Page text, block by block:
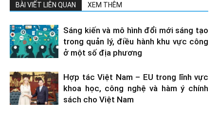
BÀI VIẾT LIÊN QUAN XEM THÊM
Sáng kiến và mô hình đổi mới sáng tạo
trong quản lý, điều hành khu vực công
ở một số địa phương
Hợp tác Việt Nam – EU trong lĩnh vực
khoa học, công nghệ và hàm ý chính
sách cho Việt Nam